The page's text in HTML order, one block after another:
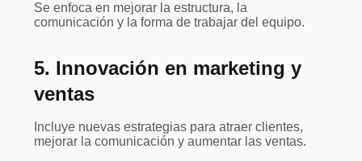
Se enfoca en mejorar la estructura, la
comunicación y la forma de trabajar del equipo.
5. Innovación en marketing y
ventas
Incluye nuevas estrategias para atraer clientes,
mejorar la comunicación y aumentar las ventas.